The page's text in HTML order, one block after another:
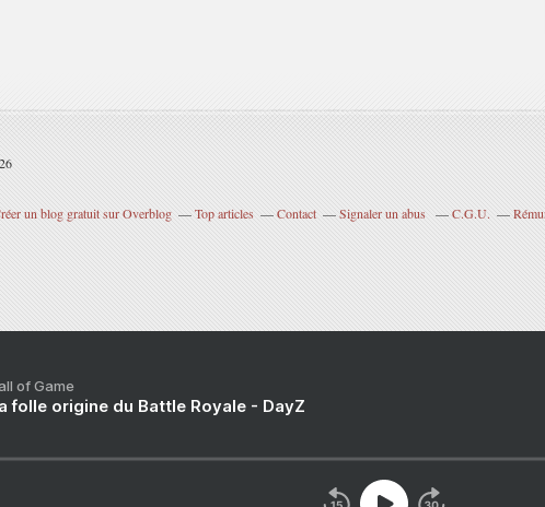
un blog gratuit sur Overblog Top articles Contact Signaler un abus C.G.U.
of Game
folle origine du Battle Royale - DayZ